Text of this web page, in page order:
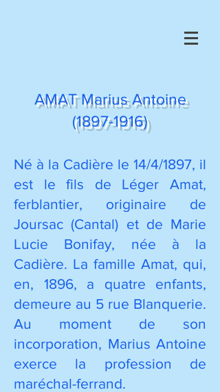
AMAT Marius Antoine
(1897-1916)
Né à la Cadière le 14/4/1897, il
est le fils de Léger Amat,
ferblantier, originaire de
Joursac (Cantal) et de Marie
Lucie Bonifay, née à la
Cadière. La famille Amat, qui,
en, 1896, a quatre enfants,
demeure au 5 rue Blanquerie.
Au moment de son
incorporation, Marius Antoine
exerce la profession de
maréchal-ferrand.